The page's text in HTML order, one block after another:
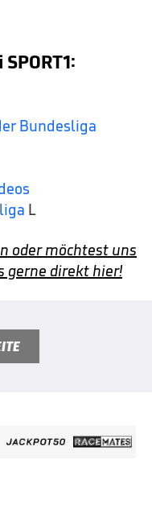
Bundesliga
L
oder möchtest uns
gerne direkt hier!